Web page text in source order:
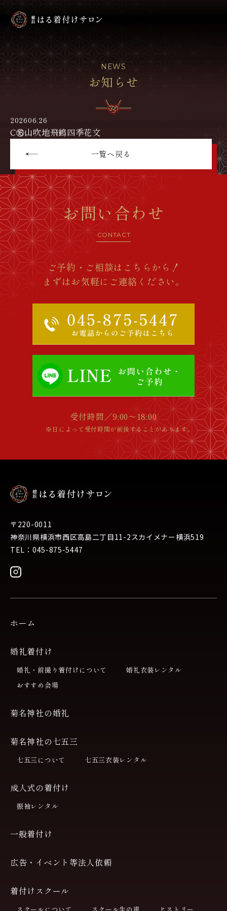
NEWS
お知らせ
202606.26
C⑯山吹地飛鶴四季花文
一覧へ戻る
お問い合わせ
CONTACT
ご予約・ご相談はこちらから！
まずはお気軽にご連絡ください。
受付時間／9:00～18:00
※日によって受付時間が前後することがあります。
〒220-0011
神奈川県横浜市西区高島二丁目11-2スカイメナー横浜519
TEL：045-875-5447
ホーム
婚礼着付け
婚礼・前撮り着付けについて
婚礼衣装レンタル
おすすめ会場
菊名神社の婚礼
菊名神社の七五三
七五三について 七五三衣装レンタル
成人式の着付け
振袖レンタル
一般着付け
広告・イベント等法人依頼
着付けスクール